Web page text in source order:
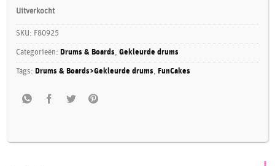
Uitverkocht
SKU: F80925
Categorieën: Drums & Boards,Gekleurde drums
Tags: Drums & Boards>Gekleurde drums, FunCakes